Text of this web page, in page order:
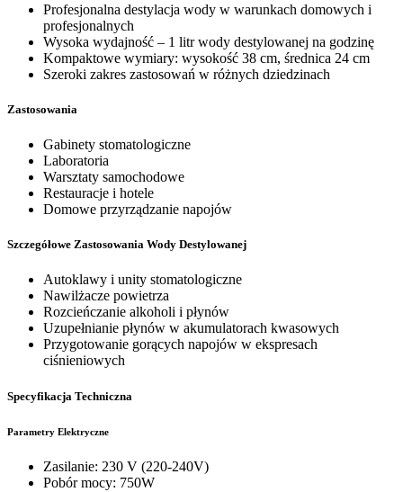
Profesjonalna destylacja wody w warunkach domowych i
profesjonalnych
Wysoka wydajność – 1 litr wody destylowanej na godzinę
Kompaktowe wymiary: wysokość 38 cm, średnica 24 cm
Szeroki zakres zastosowań w różnych dziedzinach
Zastosowania
Gabinety stomatologiczne
Laboratoria
Warsztaty samochodowe
Restauracje i hotele
Domowe przyrządzanie napojów
Szczegółowe Zastosowania Wody Destylowanej
Autoklawy i unity stomatologiczne
Nawilżacze powietrza
Rozcieńczanie alkoholi i płynów
Uzupełnianie płynów w akumulatorach kwasowych
Przygotowanie gorących napojów w ekspresach
ciśnieniowych
Specyfikacja Techniczna
Parametry Elektryczne
Zasilanie: 230 V (220-240V)
Pobór mocy: 750W